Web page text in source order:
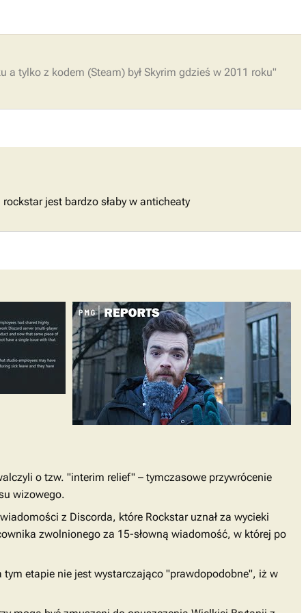
a tylko z kodem (Steam) był Skyrim gdzieś w 2011 roku"
jest bardzo słaby w anticheaty
o tzw. "interim relief" – tymczasowe przywrócenie
wizowego.
z Discorda, które Rockstar uznał za wycieki
zwolnionego za 15-słowną wiadomość, w której po
etapie nie jest wystarczająco "prawdopodobne", iż w